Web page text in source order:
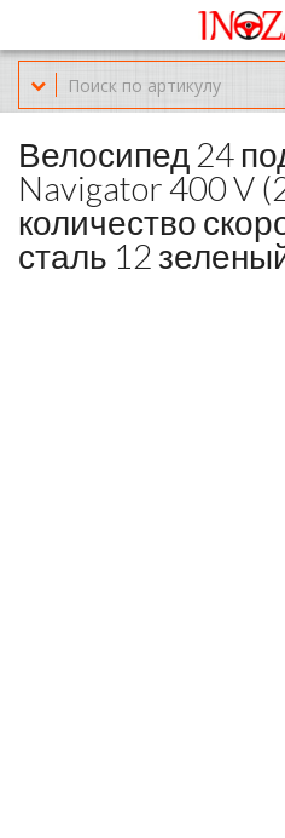
Офис обслуживания г.Краснодар
Нож-мясо)
Велосипед 24
Navigator 400 V
количество
сталь 12